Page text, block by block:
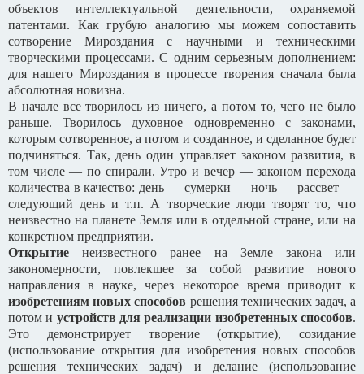
объектов интеллектуальной деятельности, охраняемой
патентами. Как грубую аналогию мы можем сопоставить
сотворение Мироздания с научными и техническими
творческими процессами. С одним серьезным дополнением:
для нашего Мироздания в процессе творения сначала была
абсолютная новизна.
В начале все творилось из ничего, а потом то, чего не было
раньше. Творилось духовное одновременно с законами,
которым сотворенное, а потом и созданное, и сделанное будет
подчиняться. Так, день один управляет законом развития, в
том числе — по спирали. Утро и вечер — законом перехода
количества в качество: день — сумерки — ночь — рассвет —
следующий день и т.п. А творческие люди творят то, что
неизвестно на планете Земля или в отдельной стране, или на
конкретном предприятии.
Открытие неизвестного ранее на Земле закона или
закономерности, повлекшее за собой развитие нового
направления в науке, через некоторое время приводит к
изобретениям новых способов решения технических задач, а
потом и устройств для реализации изобретенных способов.
Это демонстрирует творение (открытие), созидание
(использование открытия для изобретения новых способов
решения технических задач) и делание (использование